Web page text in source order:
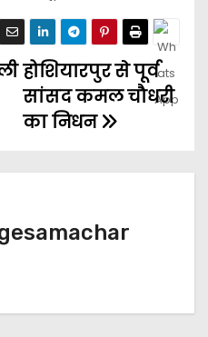
होशियारपुर से पूर्व
सांसद कमल चौधरी
का निधन